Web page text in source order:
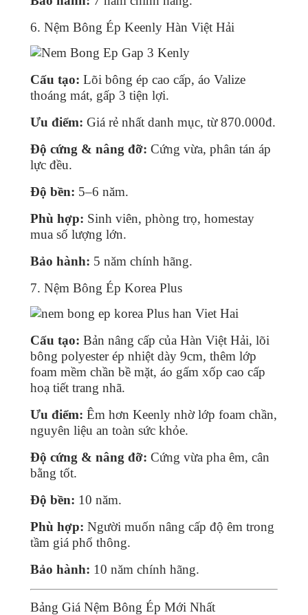
6. Nệm Bông Ép Keenly Hàn Việt Hải
Cấu tạo: Lõi bông ép cao cấp, áo Valize
thoáng mát, gấp 3 tiện lợi.
Ưu điểm: Giá rẻ nhất danh mục, từ 870.000đ.
Độ cứng & nâng đỡ: Cứng vừa, phân tán áp
lực đều.
Độ bền: 5–6 năm.
Phù hợp: Sinh viên, phòng trọ, homestay
mua số lượng lớn.
Bảo hành: 5 năm chính hãng.
7. Nệm Bông Ép Korea Plus
Cấu tạo: Bản nâng cấp của Hàn Việt Hải, lõi
bông polyester ép nhiệt dày 9cm, thêm lớp
foam mềm chần bề mặt, áo gấm xốp cao cấp
hoạ tiết trang nhã.
Ưu điểm: Êm hơn Keenly nhờ lớp foam chần,
nguyên liệu an toàn sức khỏe.
Độ cứng & nâng đỡ: Cứng vừa pha êm, cân
bằng tốt.
Độ bền: 10 năm.
Phù hợp: Người muốn nâng cấp độ êm trong
tầm giá phổ thông.
Bảo hành: 10 năm chính hãng.
Bảng Giá Nệm Bông Ép Mới Nhất